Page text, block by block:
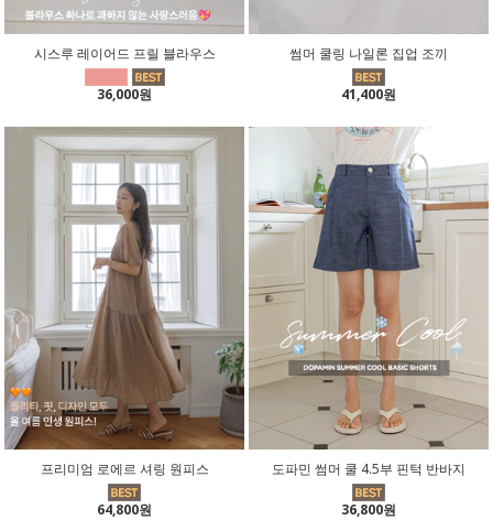
시스루 레이어드 프릴 블라우스
36,000원
썸머 쿨링 나일론 집업 조끼
41,400원
프리미엄 로에르 셔링 원피스
64,800원
도파민 썸머 쿨 4.5부 핀턱 반바지
36,800원